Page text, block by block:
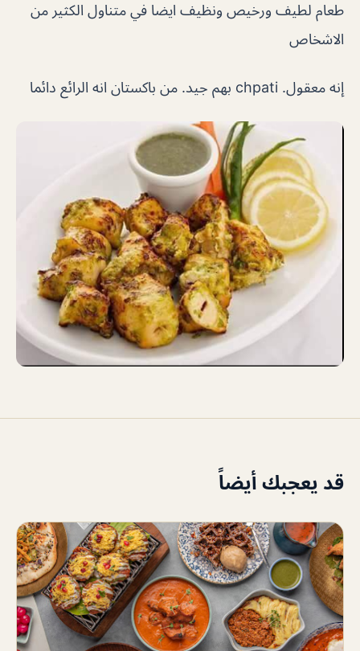
طعام لطيف ورخيص ونظيف ايضا في متناول الكثير من
الاشخاص
إنه معقول. chpati بهم جيد. من باكستان انه الرائع دائما
قد يعجبك أيضاً